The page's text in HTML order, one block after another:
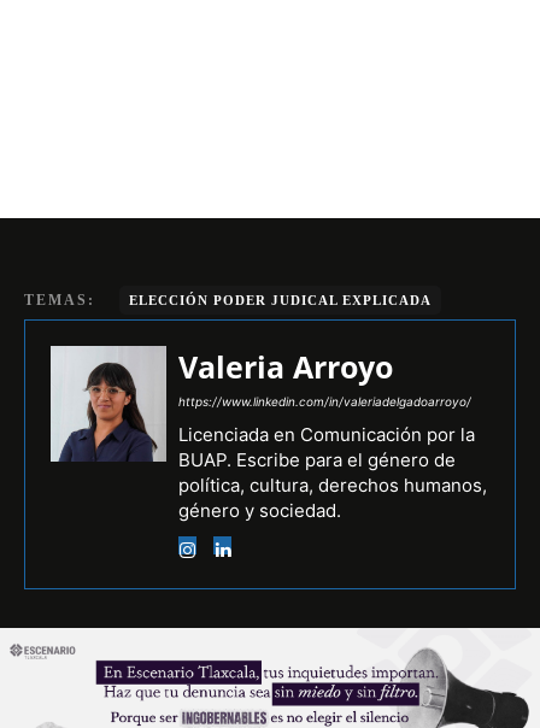
TEMAS: ELECCIÓN PODER JUDICAL EXPLICADA
Valeria Arroyo
https://www.linkedin.com/in/valeriadelgadoarroyo/
Licenciada en Comunicación por la
BUAP. Escribe para el género de
política, cultura, derechos humanos,
género y sociedad.